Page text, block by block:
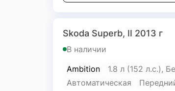
Skoda Superb, II 2013 г
В наличии
Ambition
1.8 л (152 л.с.),
Автоматическая